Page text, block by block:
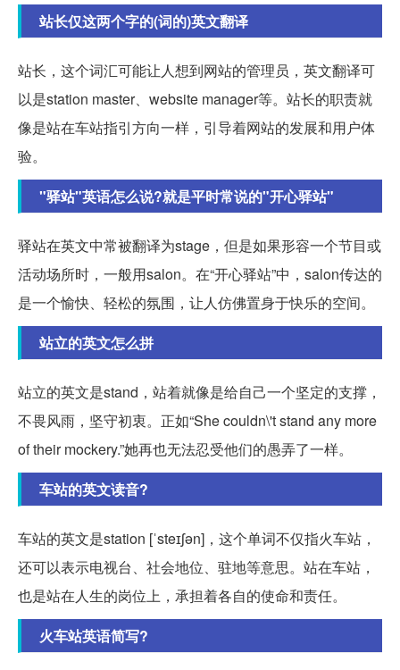
站长仅这两个字的(词的)英文翻译
站长，这个词汇可能让人想到网站的管理员，英文翻译可
以是station master、website manager等。站长的职责就
像是站在车站指引方向一样，引导着网站的发展和用户体
验。
"驿站"英语怎么说?就是平时常说的"开心驿站"
驿站在英文中常被翻译为stage，但是如果形容一个节目或
活动场所时，一般用salon。在“开心驿站”中，salon传达的
是一个愉快、轻松的氛围，让人仿佛置身于快乐的空间。
站立的英文怎么拼
站立的英文是stand，站着就像是给自己一个坚定的支撑，
不畏风雨，坚守初衷。正如“She couldn\'t stand any more
of their mockery.”她再也无法忍受他们的愚弄了一样。
车站的英文读音?
车站的英文是station [ˈsteɪʃən]，这个单词不仅指火车站，
还可以表示电视台、社会地位、驻地等意思。站在车站，
也是站在人生的岗位上，承担着各自的使命和责任。
火车站英语简写?